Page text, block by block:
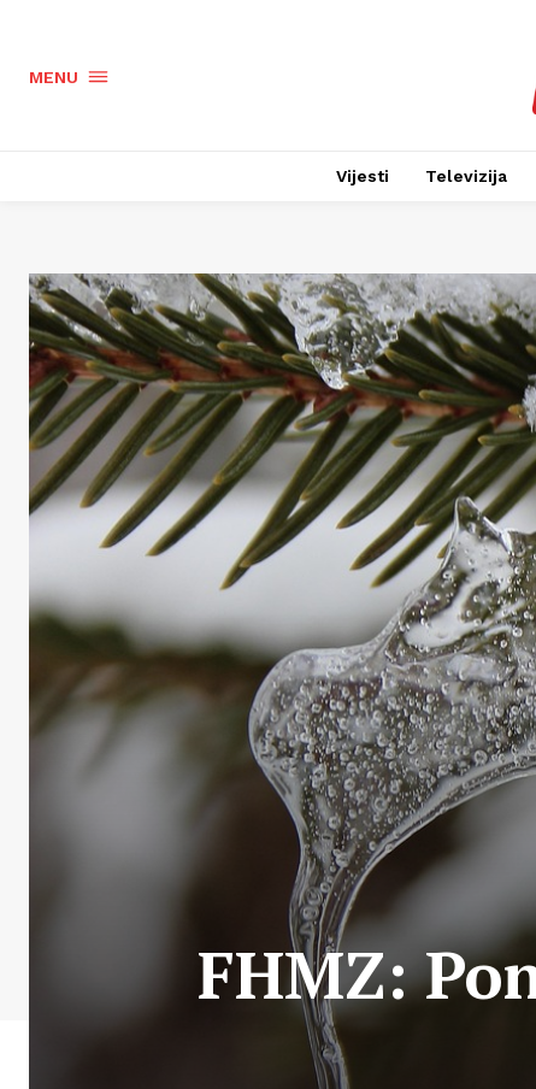
MENU
Vijesti Televizija
FHMZ: